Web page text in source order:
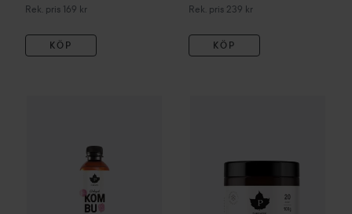
Rek. pris 169 kr
Rekommenderat pris 169 kr
KÖP
Rek. pris 239 kr
Rekommenderat pris 239 kr
KÖP